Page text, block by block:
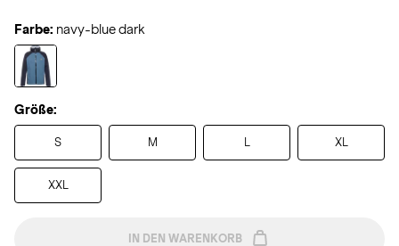
Farbe: navy-blue dark
Größe:
S M L XL
XXL
IN DEN WARENKORB